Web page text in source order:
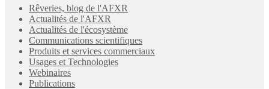
Rêveries, blog de l'AFXR
Actualités de l'AFXR
Actualités de l'écosystème
Communications scientifiques
Produits et services commerciaux
Usages et Technologies
Webinaires
Publications